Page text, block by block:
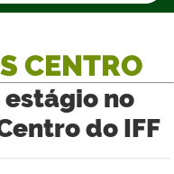
CENTRO
no
do IFF